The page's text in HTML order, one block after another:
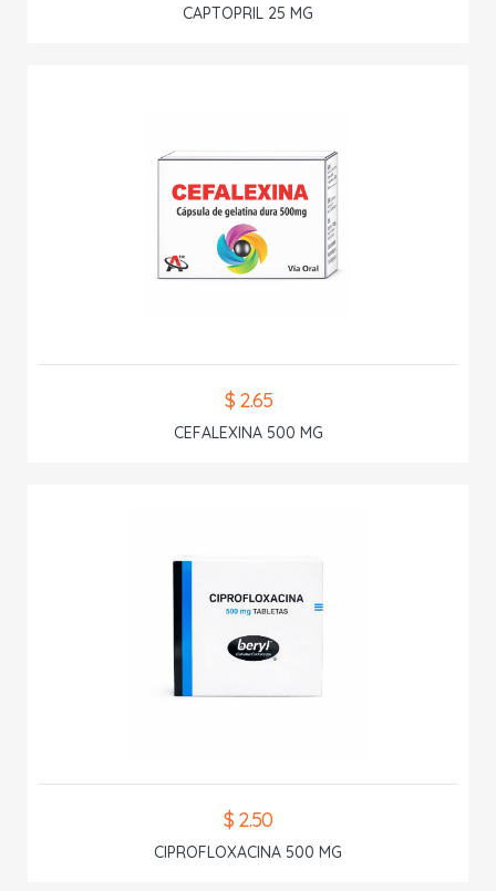
CAPTOPRIL 25 MG
$ 2.65
CEFALEXINA 500 MG
$ 2.50
CIPROFLOXACINA 500 MG